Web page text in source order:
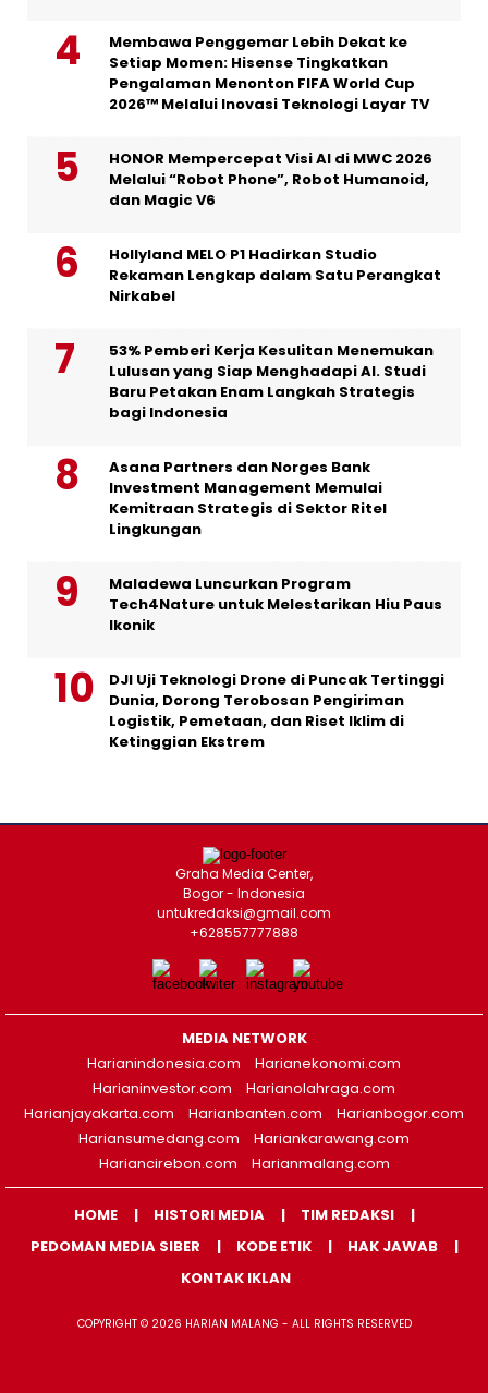
Membawa Penggemar Lebih Dekat ke
Setiap Momen: Hisense Tingkatkan
Pengalaman Menonton FIFA World Cup
2026™ Melalui Inovasi Teknologi Layar TV
HONOR Mempercepat Visi AI di MWC 2026
Melalui “Robot Phone”, Robot Humanoid,
dan Magic V6
Hollyland MELO P1 Hadirkan Studio
Rekaman Lengkap dalam Satu Perangkat
Nirkabel
53% Pemberi Kerja Kesulitan Menemukan
Lulusan yang Siap Menghadapi AI. Studi
Baru Petakan Enam Langkah Strategis
bagi Indonesia
Asana Partners dan Norges Bank
Investment Management Memulai
Kemitraan Strategis di Sektor Ritel
Lingkungan
Maladewa Luncurkan Program
Tech4Nature untuk Melestarikan Hiu Paus
Ikonik
DJI Uji Teknologi Drone di Puncak Tertinggi
Dunia, Dorong Terobosan Pengiriman
Logistik, Pemetaan, dan Riset Iklim di
Ketinggian Ekstrem
Graha Media Center,
Bogor - Indonesia
untukredaksi@gmail.com
+628557777888
MEDIA NETWORK
Harianindonesia.com
Harianekonomi.com
Harianinvestor.com
Harianolahraga.com
Harianjayakarta.com
Harianbanten.com
Harianbogor.com
Hariansumedang.com
Hariankarawang.com
Hariancirebon.com
Harianmalang.com
HOME HISTORI MEDIA
TIM REDAKSI
PEDOMAN MEDIA SIBER
KODE ETIK
HAK JAWAB
KONTAK IKLAN
COPYRIGHT © 2026 HARIAN MALANG - ALL RIGHTS RESERVED